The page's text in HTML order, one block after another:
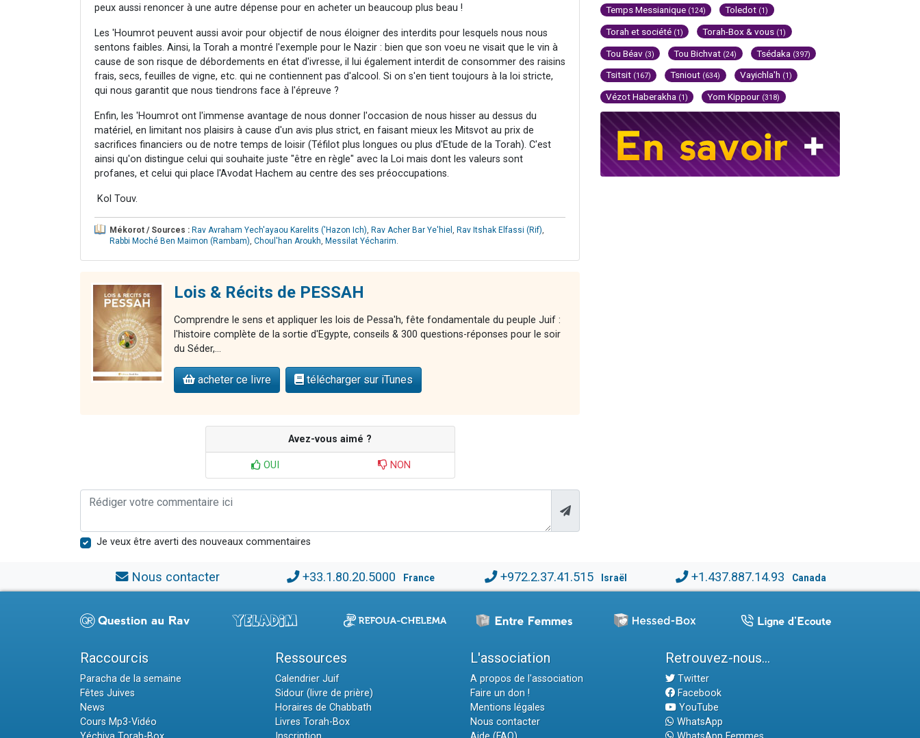
peux aussi renoncer à une autre dépense pour en acheter un beaucoup plus beau !
Les 'Houmrot peuvent aussi avoir pour objectif de nous éloigner des interdits pour lesquels nous nous
sentons faibles. Ainsi, la Torah a montré l'exemple pour le Nazir : bien que son voeu ne visait que le vin à
cause de son risque de débordements en état d'ivresse, il lui également interdit de consommer des raisins
frais, secs, feuilles de vigne, etc. qui ne contiennent pas d'alcool. Si on s'en tient toujours à la loi stricte,
qui nous garantit que nous tiendrons face à l'épreuve ?
Enfin, les 'Houmrot ont l'immense avantage de nous donner l'occasion de nous hisser au dessus du
matériel, en limitant nos plaisirs à cause d'un avis plus strict, en faisant mieux les Mitsvot au prix de
sacrifices financiers ou de notre temps de loisir (Téfilot plus longues ou plus d'Etude de la Torah). C'est
ainsi qu'on distingue celui qui souhaite juste "être en règle" avec la Loi mais dont les valeurs sont
profanes, et celui qui place l'Avodat Hachem au centre des ses préoccupations.
Kol Touv.
Mékorot / Sources : Rav Avraham Yech'ayaou Karelits ('Hazon Ich) Rav Acher Bar Ye'hiel Rav Itshak Elfassi (Rif)
Rabbi Moché Ben Maimon (Rambam) Choul'han Aroukh Messilat Yécharim
Lois & Récits de PESSAH
Comprendre le sens et appliquer les lois de Pessa'h, fête fondamentale du peuple Juif :
l'histoire complète de la sortie d'Egypte, conseils & 300 questions-réponses pour le soir
du Séder,...
acheter ce livre télécharger sur iTunes
Avez-vous aimé ?
OUI NON
Je veux être averti des nouveaux commentaires
Temps Messianique (124) Toledot (1)
Torah et société (1) Torah-Box & vous (1)
Tou Béav (3) Tou Bichvat (24) Tsédaka (397)
Tsitsit (167) Tsniout (634) Vayichla'h (1)
Vézot Haberakha (1) Yom Kippour (318)
Nous contacter +33.1.80.20.5000 France +972.2.37.41.515 Israël +1.437.887.14.93 Canada
Raccourcis
Paracha de la semaine
Fêtes Juives
News
Cours Mp3-Vidéo
Ressources
Calendrier Juif
Sidour (livre de prière)
Horaires de Chabbath
Livres Torah-Box
L'association
A propos de l'association
Faire un don !
Mentions légales
Nous contacter
Retrouvez-nous...
Twitter
Facebook
YouTube
WhatsApp